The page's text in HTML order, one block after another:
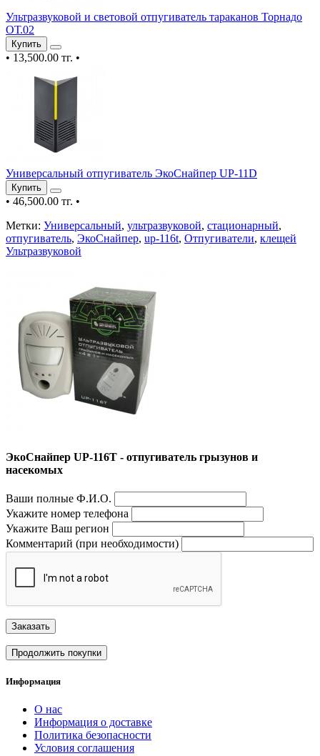
Ультразвуковой и световой отпугиватель тараканов Торнадо
ОТ.02
Купить
• 13,500.00 тг. •
Универсальный отпугиватель ЭкоСнайпер UP-11D
Купить
• 46,500.00 тг. •
Метки: Универсальный, ультразвуковой, стационарный,
отпугиватель, ЭкоСнайпер, up-116t, Отпугиватели, клещей
Ультразвуковой
ЭкоСнайпер UP-116T - отпугиватель грызунов и
насекомых
Ваши полные Ф.И.О.
Укажите номер телефона
Укажите Ваш регион
Комментарий (при необходимости)
Заказать
Продолжить покупки
Информация
О нас
Информация о доставке
Политика безопасности
Условия соглашения